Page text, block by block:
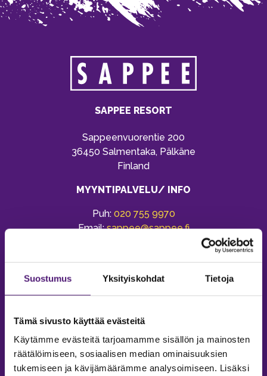
Suostumus Yksityiskohdat Tietoja
Tämä sivusto käyttää evästeitä
Käytämme evästeitä tarjoamamme sisällön ja mainosten
räätälöimiseen, sosiaalisen median ominaisuuksien
tukemiseen ja kävijämäärämme analysoimiseen. Lisäksi
SAPPEE RESORT
Sappeenvuorentie 200
36450 Salmentaka, Pälkäne
Finland
MYYNTIPALVELU/ INFO
Puh: 020 755 9970
Email:sappee@sappee.fi